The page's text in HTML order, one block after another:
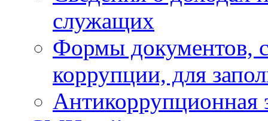
служащих
Формы документов,
коррупции, для
Антикоррупционная